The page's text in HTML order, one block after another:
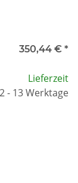
350,44 € *
Lieferzeit
- 13 Werktage